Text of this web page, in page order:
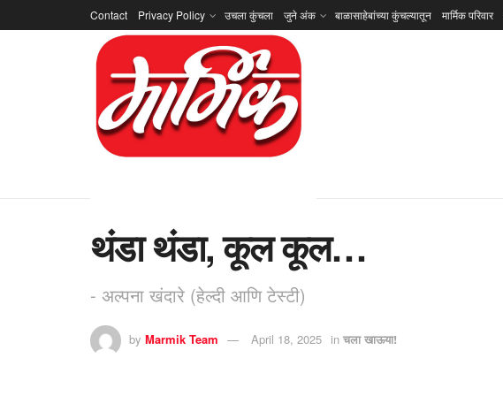
Contact Privacy Policy उचला कुंचला जुने अंक बाळासाहेबांच्या कुंचल्यातून मार्मिक परिवार
थंडा थंडा, कूल कूल…
- अल्पना खंदारे (हेल्दी आणि टेस्टी)
by Marmik Team April 18, 2025 in चला खाऊया!